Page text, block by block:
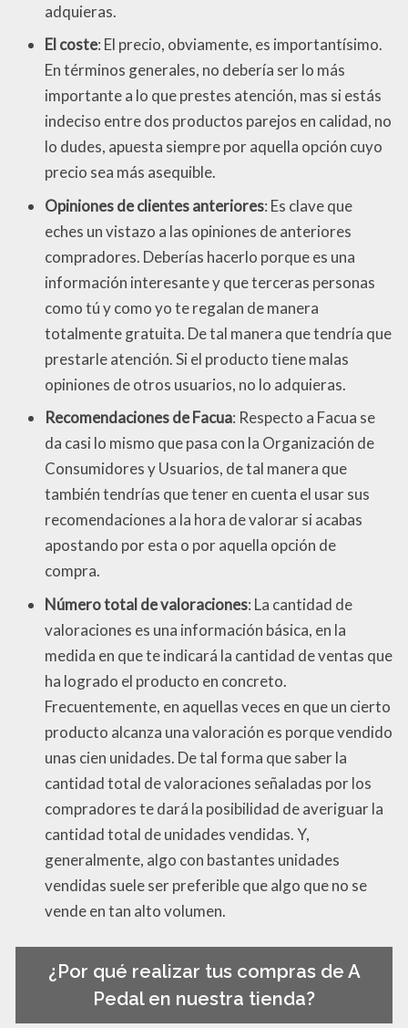
adquieras.
El coste: El precio, obviamente, es importantísimo.
En términos generales, no debería ser lo más
importante a lo que prestes atención, mas si estás
indeciso entre dos productos parejos en calidad, no
lo dudes, apuesta siempre por aquella opción cuyo
precio sea más asequible.
Opiniones de clientes anteriores: Es clave que
eches un vistazo a las opiniones de anteriores
compradores. Deberías hacerlo porque es una
información interesante y que terceras personas
como tú y como yo te regalan de manera
totalmente gratuita. De tal manera que tendría que
prestarle atención. Si el producto tiene malas
opiniones de otros usuarios, no lo adquieras.
Recomendaciones de Facua: Respecto a Facua se
da casi lo mismo que pasa con la Organización de
Consumidores y Usuarios, de tal manera que
también tendrías que tener en cuenta el usar sus
recomendaciones a la hora de valorar si acabas
apostando por esta o por aquella opción de
compra.
Número total de valoraciones: La cantidad de
valoraciones es una información básica, en la
medida en que te indicará la cantidad de ventas que
ha logrado el producto en concreto.
Frecuentemente, en aquellas veces en que un cierto
producto alcanza una valoración es porque vendido
unas cien unidades. De tal forma que saber la
cantidad total de valoraciones señaladas por los
compradores te dará la posibilidad de averiguar la
cantidad total de unidades vendidas. Y,
generalmente, algo con bastantes unidades
vendidas suele ser preferible que algo que no se
vende en tan alto volumen.
¿Por qué realizar tus compras de A
Pedal en nuestra tienda?